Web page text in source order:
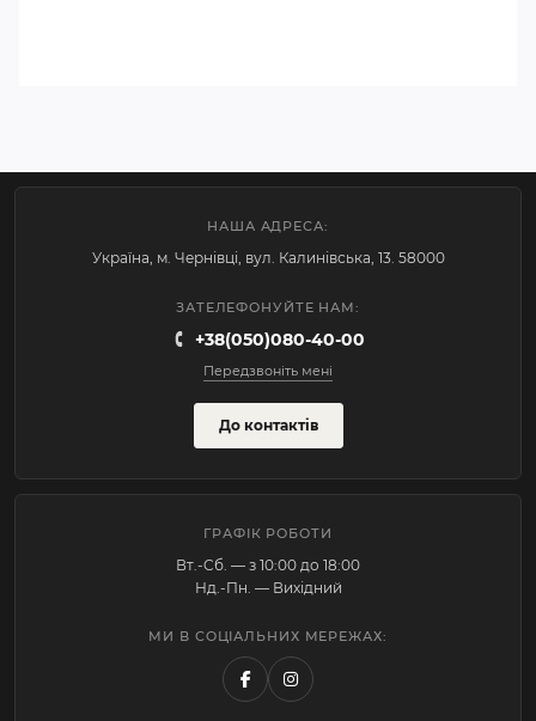
НАША АДРЕСА:
Україна, м. Чернівці, вул. Калинівська, 13. 58000
ЗАТЕЛЕФОНУЙТЕ НАМ:
+38(050)080-40-00
Передзвоніть мені
До контактів
ГРАФІК РОБОТИ
Вт.-Cб. — з 10:00 до 18:00
Нд.-Пн. — Вихідний
МИ В СОЦІАЛЬНИХ МЕРЕЖАХ: